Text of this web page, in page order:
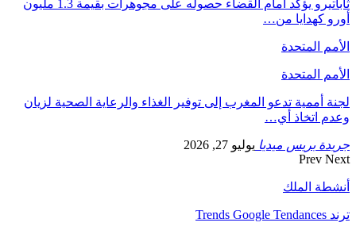
ثاباتيرو يؤكد أمام القضاء حصوله على مجوهرات بقيمة 1.3 مليون
أورو كهدايا من…
الأمم المتحدة
الأمم المتحدة
لجنة أممية تدعو المغرب إلى توفير الغذاء والرعاية الصحية لزيان
وعدم اتخاذ أي…
جريدة بريس ميديا يوليو 27, 2026
Prev Next
أنشطة الملك
ترند Trends Google Tendances